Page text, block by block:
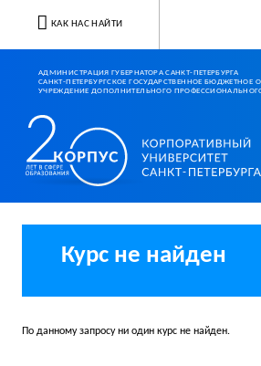
АДМИНИСТРАЦИЯ ГУБЕРНАТОРА САНКТ-ПЕТЕРБУРГА
САНКТ-ПЕТЕРБУРГСКОЕ ГОСУДАРСТВЕННОЕ БЮДЖЕТНОЕ
УЧРЕЖДЕНИЕ ДОПОЛНИТЕЛЬНОГО
КАК НАС НАЙТИ
Курс не найден
По данному запросу ни один курс не найден.